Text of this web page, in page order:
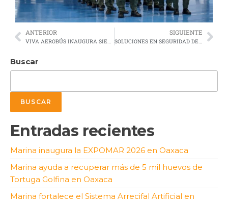
ANTERIOR
VIVA AEROBÚS INAUGURA SIETE DESTINOS A EU, DESDE EL AIFA
SIGUIENTE
SOLUCIONES EN SEGURIDAD DE OPERACIONES CON MONTACARGAS
Buscar
BUSCAR
Entradas recientes
Marina inaugura la EXPOMAR 2026 en Oaxaca
Marina ayuda a recuperar más de 5 mil huevos de
Tortuga Golfina en Oaxaca
Marina fortalece el Sistema Arrecifal Artificial en